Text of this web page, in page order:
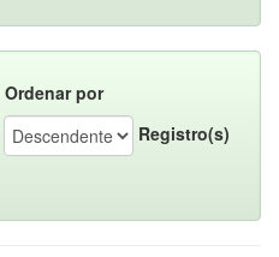
Ordenar por
Registro(s)